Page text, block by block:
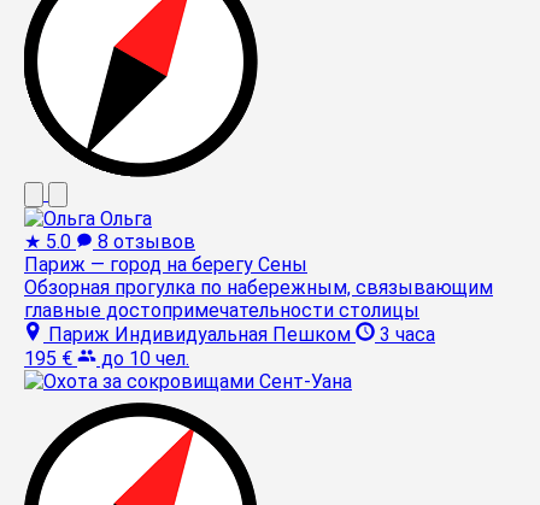
Ольга
★ 5.0
8 отзывов
Париж — город на берегу Сены
Обзорная прогулка по набережным, связывающим
главные достопримечательности столицы
Париж Индивидуальная Пешком
3 часа
195 €
до 10 чел.